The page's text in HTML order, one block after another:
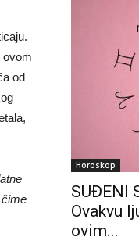
ovom
od
Horoskop
SUĐENI
Ovakvu
ovim...